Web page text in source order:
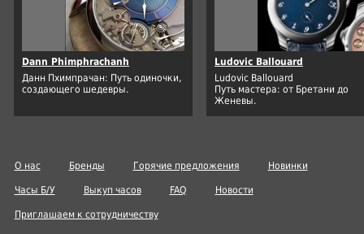
Dann Phimphrachanh
Данн Пхимпрачан: Путь одиночки,
создающего шедевры.
Ludovic Ballouard
Ludovic Ballouard
Путь мастера: от Бретани до
Женевы.
О нас Бренды Горячие предложения Новинки
Часы Б/У Выкуп часов FAQ Новости
Приглашаем к сотрудничеству